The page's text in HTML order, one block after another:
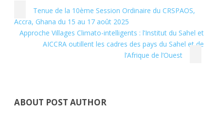
Tenue de la 10ème Session Ordinaire du CRSPAOS,
Accra, Ghana du 15 au 17 août 2025
Approche Villages Climato-intelligents : l’Institut du Sahel et
AICCRA outillent les cadres des pays du Sahel et de
l’Afrique de l’Ouest
ABOUT POST AUTHOR